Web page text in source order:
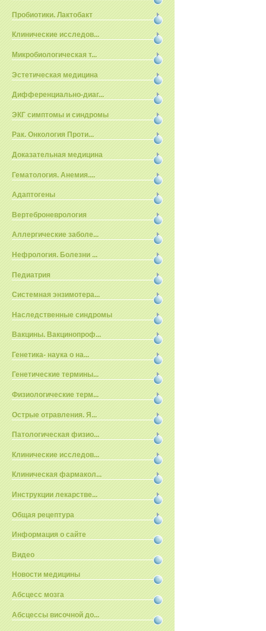
Пробиотики. Лактобакт
Клинические исследов...
Микробиологическая т...
Эстетическая медицина
Дифференциально-диаг...
ЭКГ симптомы и синдромы
Рак. Онкология Проти...
Доказательная медицина
Гематология. Анемия....
Адаптогены
Вертеброневрология
Аллергические заболе...
Нефрология. Болезни ...
Педиатрия
Системная энзимотера...
Наследственные синдромы
Вакцины. Вакцинопроф...
Генетика- наука о на...
Генетические термины...
Физиологические терм...
Острые отравления. Я...
Патологическая физио...
Клинические исследов...
Клиническая фармакол...
Инструкции лекарстве...
Общая рецептура
Информация о сайте
Видео
Новости медицины
Абсцесс мозга
Абсцессы височной до...